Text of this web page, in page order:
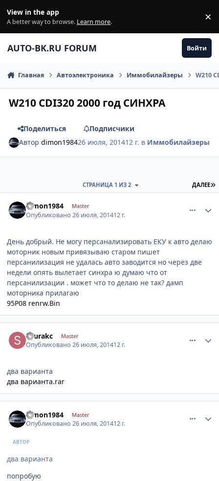
View in the app
A better way to browse. Learn more. ×
AUTO-BK.RU FORUM Войти
Главная Автоэлектроника Иммобилайзеры W210
W210 CDI320 2000 год СИНХРА
Поделиться
Подписчики
Авторdimon198426 июля, 201412 г. в Иммобилайзеры
ДАЛЕЕ
СТРАНИЦА 1 ИЗ 2
dimon1984 Master
Опубликовано26 июля, 201412 г.
День добрый. Не могу персанализировать ЕКУ к авто делаю
моторник новым привязываю старом пишет
персанилизация не удалась авто заводится но через две
недели опять вылетает синхра ю думаю что от
персанилизации . может что то делаю не так? дамп
моторника прилагаю
95P08 renrw.Bin
shurakc Master
Опубликовано26 июля, 201412 г.
два варианта
два варианта.rar
dimon1984 Master
Опубликовано26 июля, 201412 г.
АВТОР
два варианта
попробую